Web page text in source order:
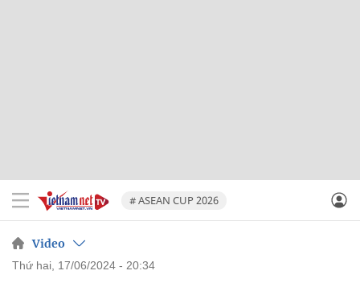
# ASEAN CUP 2026
Video
thứ hai, 17/06/2024 - 20:34